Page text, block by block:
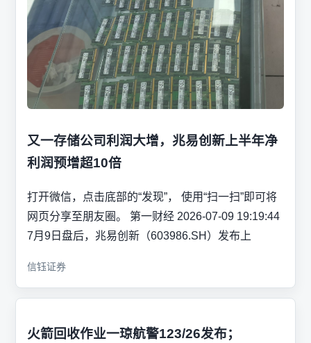
又一存储公司利润大增，兆易创新上半年净
利润预增超10倍
打开微信，点击底部的“发现”， 使用“扫一扫”即可将
网页分享至朋友圈。 第一财经 2026-07-09 19:19:44
7月9日盘后，兆易创新（603986.SH）发布上
信钰证券
火箭回收作业一琼航警123/26发布；